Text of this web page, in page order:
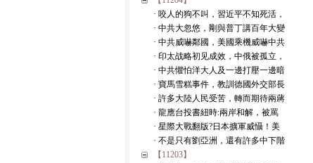
· 咬人的狗不叫，習近平不知死活，
· 中共大忽悠，剛與普丁講百年大變
· 中共威嚇鄰國，美國乘機威嚇中共
· 印太战略初见成效，中俄被孤立，
· 中共懼怕洋大人及一邊打壓一邊暗
· 寶馬雪糕事件，教訓德國外交部長
· 許多大陸人民受苦，轉而期待兩蔣
· 龍應台投書紐時:兩岸和解，被罵
· 星際大戰翻版?日本擴軍威懾！美
· 不是只有劉亞洲，還有許多中下階
【11203】